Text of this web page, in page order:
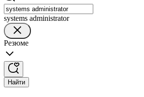
systems administrator
Резюме
Найти